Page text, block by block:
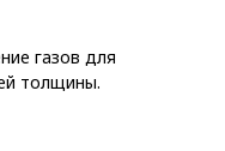
газов для
толщины.